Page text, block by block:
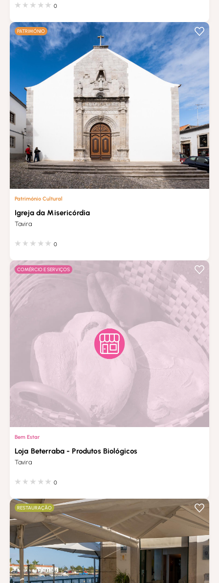
0
PATRIMÓNIO
Património Cultural
Igreja da Misericórdia
Tavira
0
COMÉRCIO E SERVIÇOS
Bem Estar
Loja Beterraba - Produtos Biológicos
Tavira
0
RESTAURAÇÃO